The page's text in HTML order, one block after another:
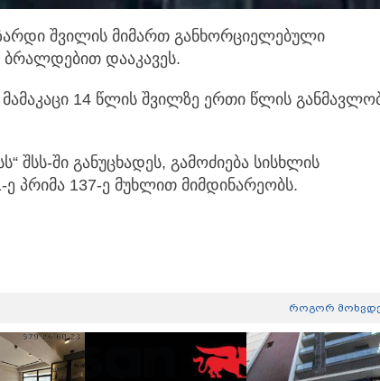
შვილის მიმართ განხორციელებული
დააკავეს.
14 წლის შვილზე ერთი წლის
შსს-ში განუცხადეს, გამოძიება სისხლის
პრიმა 137-ე მუხლით მიმდინარეობს.
როგორ